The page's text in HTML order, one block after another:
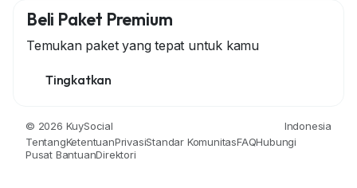
Beli Paket Premium
Temukan paket yang tepat untuk kamu
Tingkatkan
© 2026 KuySocial
Indonesia
TentangKetentuanPrivasiStandar KomunitasFAQHubungi
Pusat BantuanDirektori